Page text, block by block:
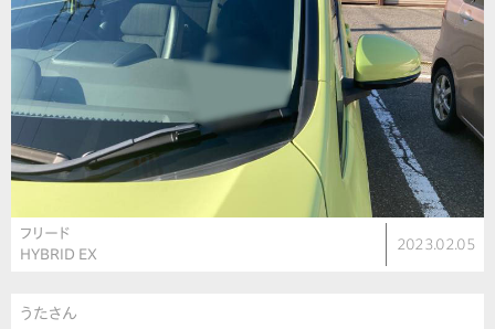
フリード
HYBRID EX
2023.02.05
うたさん